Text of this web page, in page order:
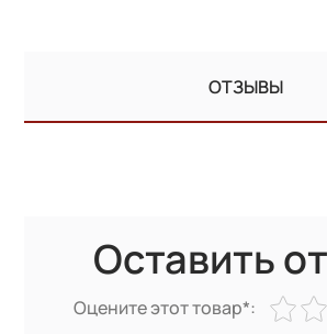
ОТЗЫВЫ
Оставить
Оцените этот товар*: